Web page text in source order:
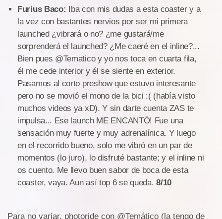
Furius Baco:
Iba con mis dudas a esta coaster y a
la vez con bastantes nervios por ser mi primera
launched ¿vibrará o no? ¿me gustará/me
sorprenderá el launched? ¿Me caeré en el inline?...
Bien pues @Tematico y yo nos toca en cuarta fila,
él me cede interior y él se siente en exterior.
Pasamos al corto preshow que estuvo interesante
pero no se movió el mono de la bici :( (había visto
muchos videos ya xD). Y sin darte cuenta ZAS te
impulsa... Ese launch ME ENCANTÓ! Fue una
sensación muy fuerte y muy adrenalínica. Y luego
en el recorrido bueno, solo me vibró en un par de
momentos (lo juro), lo disfruté bastante; y el inline ni
os cuento. Me llevo buen sabor de boca de esta
coaster, vaya. Aun así top 6 se queda.8/10
Para no variar, photoride con @Temático (la tengo de